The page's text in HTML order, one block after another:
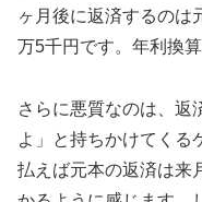
ヶ月後に返済するのは
万5千円です。年利換
さらに悪質なのは、返
よ」と持ちかけてくる
払えば元本の返済は来